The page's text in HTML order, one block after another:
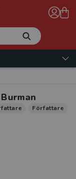
Författare